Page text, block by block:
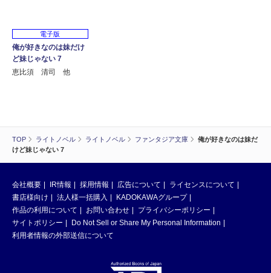
TOP ライトノベル ライトノベル ファンタジア文庫
俺が好きなのは妹だ
けど妹じゃない 7
電子版
俺が好きなのは妹だけ
ど妹じゃない 7
恵比須 清司 他
会社概要 IR情報 採用情報 広告について
ライセンスについて
書店様向け
法人様一括購入
KADOKAWAグループ
作品の利用について
お問い合わせ
プライバシーポリシー
サイトポリシー
Do Not Sell or Share My Personal Information
利用者情報の外部送信について